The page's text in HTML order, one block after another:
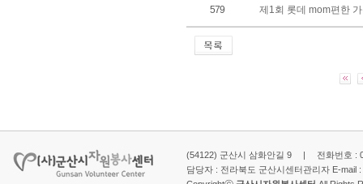
579 제1회 롯데 mom편한
(54122) 군산시 삼화안길 9 | 전화번호 :
담당자 : 전라북도 군산시센터관리자 E-mail :